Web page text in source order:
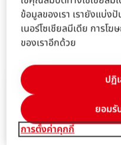
ติดต่อเรา!
เรียนรู้เพิ่มเติม
ชวาร์สคอฟ โปรเฟ
เฟสบุค
Instagram
ข้อมูลของเรา เรายังแบ่ง
เนอร์โซเชียลมีเดีย การโฆ
ของเราอีกด้วย
การตั้งค่าคุกกี้
ปฏิ
ยอมรั